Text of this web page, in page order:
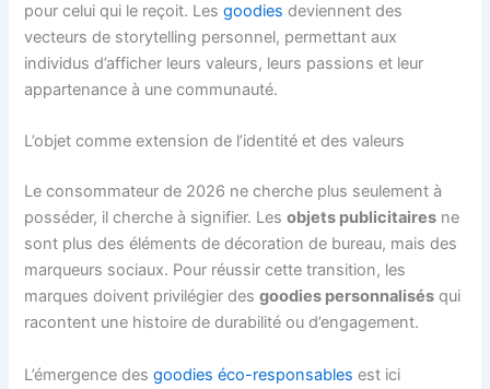
pour celui qui le reçoit. Lesgoodies deviennent des
vecteurs de storytelling personnel, permettant aux
individus d’afficher leurs valeurs, leurs passions et leur
appartenance à une communauté.
L’objet comme extension de l’identité et des valeurs
Le consommateur de 2026 ne cherche plus seulement à
posséder, il cherche à signifier. Lesobjets publicitaires ne
sont plus des éléments de décoration de bureau, mais des
marqueurs sociaux. Pour réussir cette transition, les
marques doivent privilégier desgoodies personnalisés qui
racontent une histoire de durabilité ou d’engagement.
L’émergence desgoodies éco-responsables est ici